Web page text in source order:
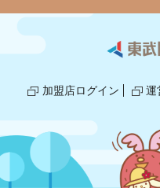
加盟店ログイン 運